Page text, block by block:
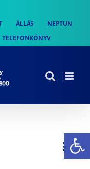
ÁLLÁS
NEPTUN
TELEFONKÖNYV
Nap